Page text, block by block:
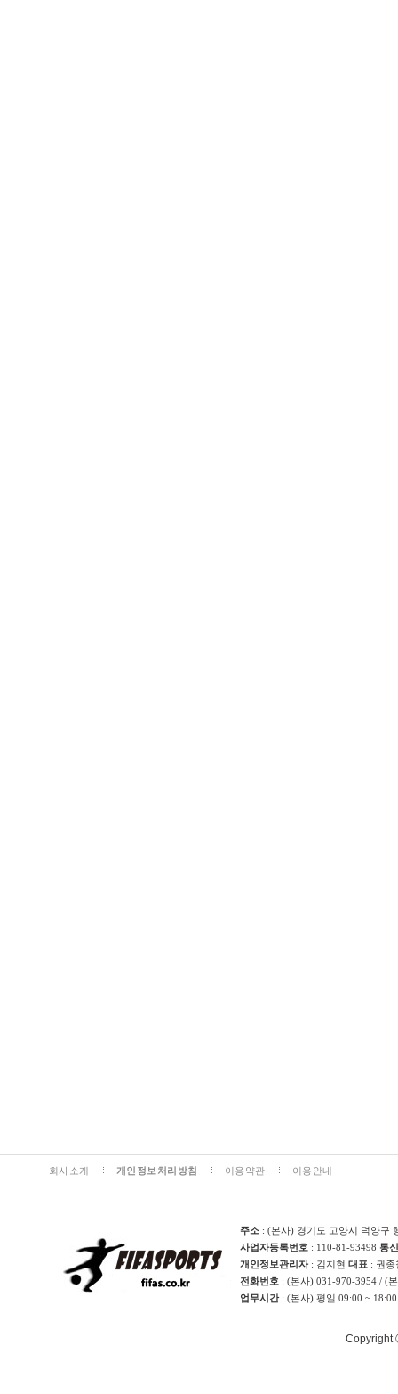
회사소개 개인정보처리방침 이용약관 이용안내
주소 : (본사) 경기도 고양시 덕양구
사업자등록번호 : 110-81-93498 통
개인정보관리자: 김지현 대표 : 권
전화번호 : (본사) 031-970-3954 / (
업무시간: (본사) 평일 09:00 ~